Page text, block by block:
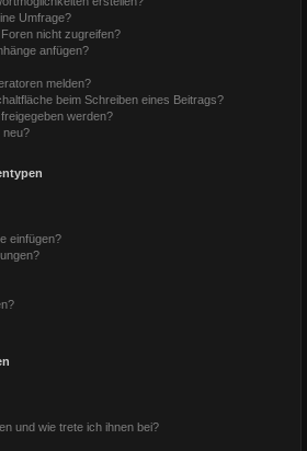
Umfrage?
nicht zugreifen?
anfügen?
melden?
beim Schreiben eines Beitrags?
werden?
neu?
einfügen?
und wie trete ich ihnen bei?